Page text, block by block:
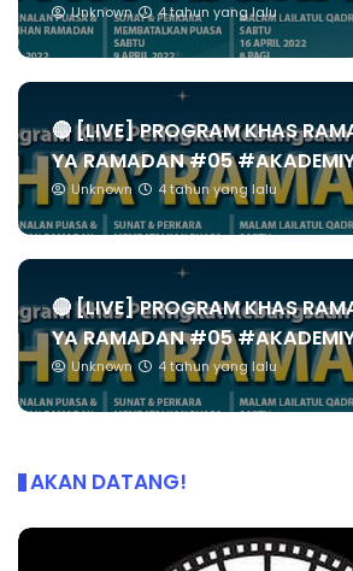
Unknown 4 tahun yang lalu
🔴 [LIVE] PROGRAM KHAS
YA RAMADAN #05
Unknown 4 tahun yang lalu
🔴 [LIVE] PROGRAM KHAS
YA RAMADAN #05
Unknown 4 tahun yang lalu
AKAN DATANG!